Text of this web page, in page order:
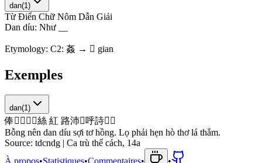
dan(1 )
Từ Điển Chữ Nôm Dẫn Giải
Dan díu: Như
Etymology: C2: 姦 → 𱙃 gian
Exemples
dan(1)
俸 𢧚 𱙃 𬗏 󱫑絲 紅 路沛𭉑呼詩𦲿 𱤴
Bỗng nên dan díu sợi tơ hồng. Lọ phải hẹn hò thơ lá thắm.
Source: tdcndg | Ca trù thể cách, 14a
À propos•Statistiques•Commentaires•
•